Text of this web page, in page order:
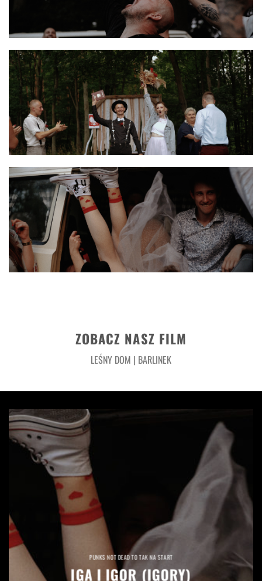
ZOBACZ NASZ FILM
LEŚNY DOM | BARLINEK
PUNKS NOT DEAD TO TAK NA START
IGA I IGOR (IGORY)